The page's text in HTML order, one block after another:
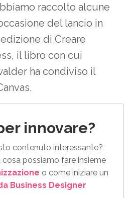
raccolto alcune
del lancio in
di Creare
il libro con cui
ha condiviso il
innovare?
contenuto interessante?
cosa possiamo fare insieme
o come iniziare un
Business Designer